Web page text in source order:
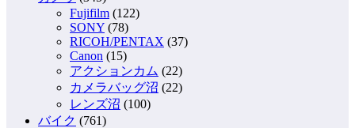
Fujifilm (122)
SONY (78)
RICOH/PENTAX (37)
Canon (15)
アクションカム (22)
カメラバッグ沼 (22)
レンズ沼 (100)
バイク (761)